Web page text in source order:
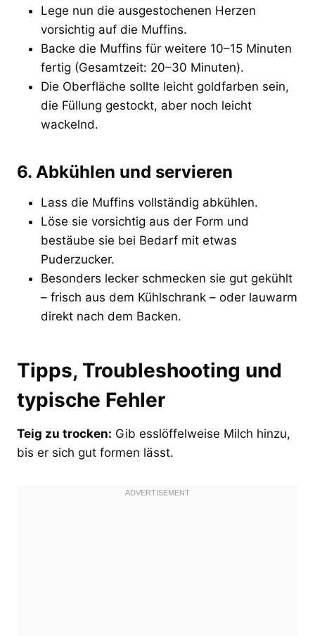
Lege nun die ausgestochenen Herzen
vorsichtig auf die Muffins.
Backe die Muffins für weitere 10–15 Minuten
fertig (Gesamtzeit: 20–30 Minuten).
Die Oberfläche sollte leicht goldfarben sein,
die Füllung gestockt, aber noch leicht
wackelnd.
6. Abkühlen und servieren
Lass die Muffins vollständig abkühlen.
Löse sie vorsichtig aus der Form und
bestäube sie bei Bedarf mit etwas
Puderzucker.
Besonders lecker schmecken sie gut gekühlt
– frisch aus dem Kühlschrank – oder lauwarm
direkt nach dem Backen.
Tipps, Troubleshooting und
typische Fehler
Teig zu trocken: Gib esslöffelweise Milch hinzu,
bis er sich gut formen lässt.